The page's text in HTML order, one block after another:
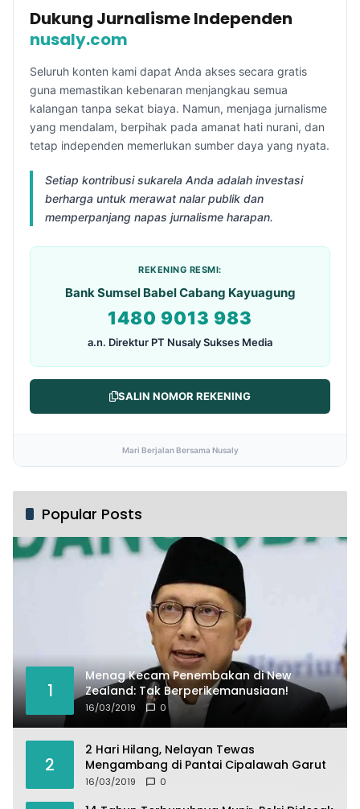
Dukung Jurnalisme Independen
nusaly.com
Seluruh konten kami dapat Anda akses secara gratis
guna memastikan kebenaran menjangkau semua
kalangan tanpa sekat biaya. Namun, menjaga jurnalisme
yang mendalam, berpihak pada amanat hati nurani, dan
tetap independen memerlukan sumber daya yang nyata.
Setiap kontribusi sukarela Anda adalah investasi
berharga untuk merawat nalar publik dan
memperpanjang napas jurnalisme harapan.
REKENING RESMI:
Bank Sumsel Babel Cabang Kayuagung
1480 9013 983
a.n. Direktur PT Nusaly Sukses Media
SALIN NOMOR REKENING
Mari Berjalan Bersama Nusaly
Popular Posts
1
Menag Kecam Penembakan di New
Zealand: Tak Berperikemanusiaan!
16/03/2019 0
2
2 Hari Hilang, Nelayan Tewas
Mengambang di Pantai Cipalawah Garut
16/03/2019 0